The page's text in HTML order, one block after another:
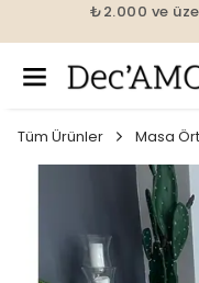
₺2.000 ve
Tüm Ürünler Masa